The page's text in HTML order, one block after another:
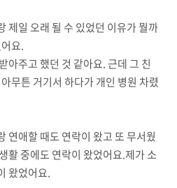
제일 오래 될 수 있었던 이유가 뭘까
요.
아주고 했던 것 같아요. 근데 그 친
무튼 거기서 하다가 개인 병원 차렸
연애할 때도 연락이 왔고 또 무서웠
활 중에도 연락이 왔었어요.제가 소
왔었어요.